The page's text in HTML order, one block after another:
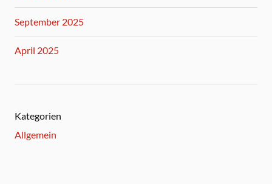
September 2025
April 2025
Kategorien
Allgemein